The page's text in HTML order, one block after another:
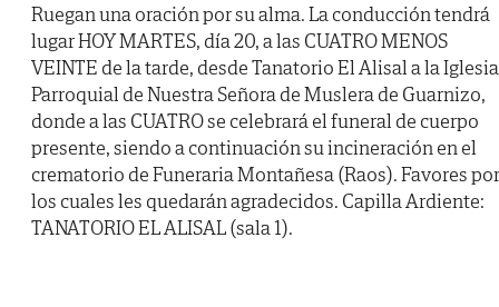
Ruegan una oración por su alma. La conducción tendrá
lugar HOY MARTES, día 20, a las CUATRO MENOS
VEINTE de la tarde, desde Tanatorio El Alisal a la Iglesia
Parroquial de Nuestra Señora de Muslera de Guarnizo,
donde a las CUATRO se celebrará el funeral de cuerpo
presente, siendo a continuación su incineración en el
crematorio de Funeraria Montañesa (Raos). Favores por
los cuales les quedarán agradecidos. Capilla Ardiente:
TANATORIO EL ALISAL (sala 1).